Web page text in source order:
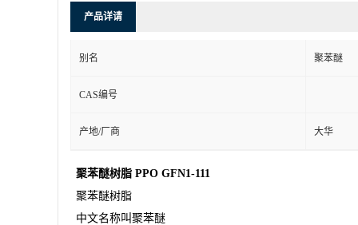
产品详请
别名 聚苯醚
CAS编号
产地/厂商 大华
聚苯醚树脂 PPO GFN1-111
聚苯醚树脂
中文名称叫聚苯醚